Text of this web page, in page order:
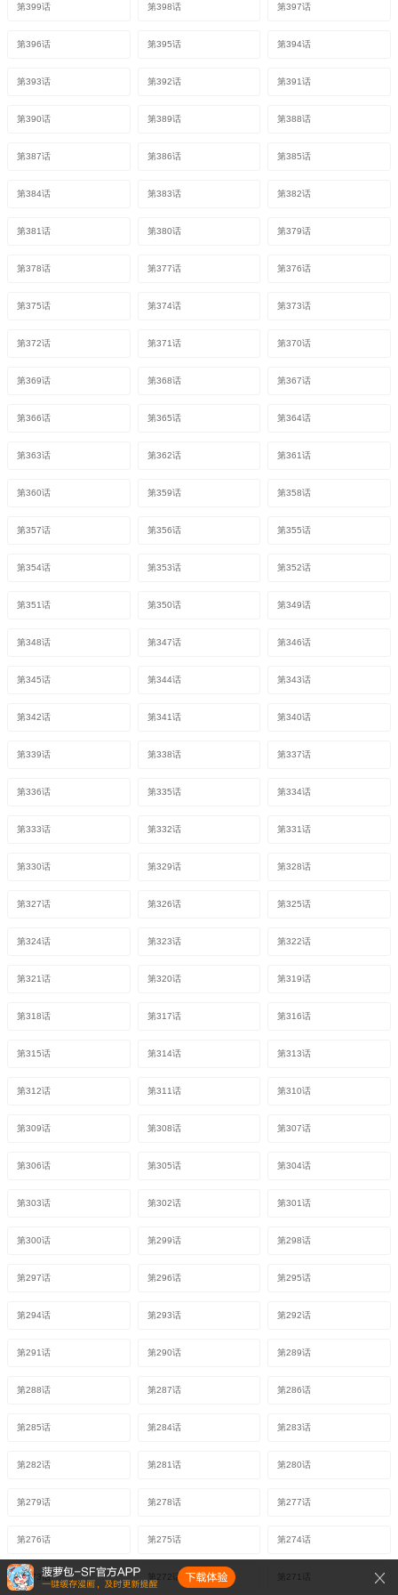
第399话 第398话 第397话
第396话 第395话 第394话
第393话 第392话 第391话
第390话 第389话 第388话
第387话 第386话 第385话
第384话 第383话 第382话
第381话 第380话 第379话
第378话 第377话 第376话
第375话 第374话 第373话
第372话 第371话 第370话
第369话 第368话 第367话
第366话 第365话 第364话
第363话 第362话 第361话
第360话 第359话 第358话
第357话 第356话 第355话
第354话 第353话 第352话
第351话 第350话 第349话
第348话 第347话 第346话
第345话 第344话 第343话
第342话 第341话 第340话
第339话 第338话 第337话
第336话 第335话 第334话
第333话 第332话 第331话
第330话 第329话 第328话
第327话 第326话 第325话
第324话 第323话 第322话
第321话 第320话 第319话
第318话 第317话 第316话
第315话 第314话 第313话
第312话 第311话 第310话
第309话 第308话 第307话
第306话 第305话 第304话
第303话 第302话 第301话
第300话 第299话 第298话
第297话 第296话 第295话
第294话 第293话 第292话
第291话 第290话 第289话
第288话 第287话 第286话
第285话 第284话 第283话
第282话 第281话 第280话
第279话 第278话 第277话
第276话 第275话 第274话
第273话 第272话 第271话